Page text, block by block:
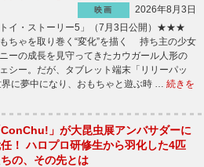
映画
2026年8月3日
トイ・ストーリー5」（7月3日公開）★★★
ちゃを取り巻く“変化”を描く 持ち主の少女
ーの成長を見守ってきたカウガール人形の
シー。だが、タブレット端末「リリーパッ
に夢中になり、おもちゃと遊ぶ時 … 続きを
ConChu!」が大昆虫展アンバサダーに
！ ハロプロ研修生から羽化した4匹
の、その先とは